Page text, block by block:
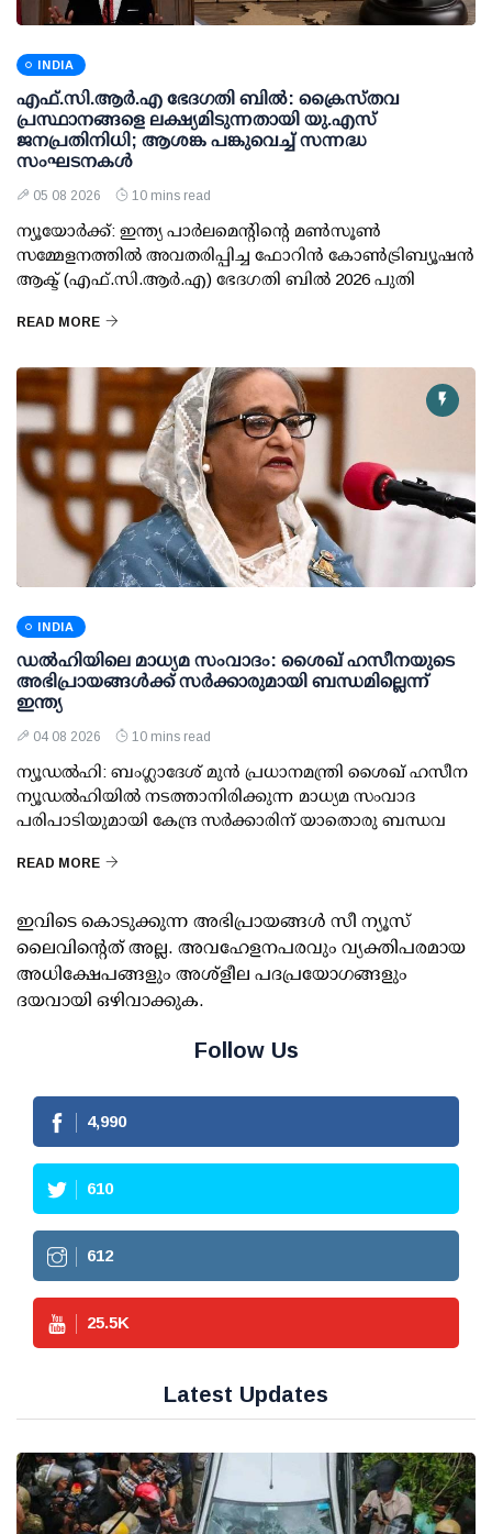
INDIA
എഫ്.സി.ആര്‍.എ ഭേദഗതി ബില്‍: ക്രൈസ്തവ
പ്രസ്ഥാനങ്ങളെ ലക്ഷ്യമിടുന്നതായി യു.എസ്
ജനപ്രതിനിധി; ആശങ്ക പങ്കുവെച്ച് സന്നദ്ധ
സംഘടനകള്‍
05 08 2026 10 mins read
ന്യൂയോര്‍ക്ക്: ഇന്ത്യ പാര്‍ലമെന്റിന്റെ മണ്‍സൂണ്‍
സമ്മേളനത്തില്‍ അവതരിപ്പിച്ച ഫോറിന്‍ കോണ്‍ട്രിബ്യൂഷന്‍
ആക്ട് (എഫ്.സി.ആര്‍.എ) ഭേദഗതി ബില്‍ 2026 പുതി
READ MORE
INDIA
ഡല്‍ഹിയിലെ മാധ്യമ സംവാദം: ശൈഖ് ഹസീനയുടെ
അഭിപ്രായങ്ങള്‍ക്ക് സര്‍ക്കാരുമായി ബന്ധമില്ലെന്ന്
ഇന്ത്യ
04 08 2026 10 mins read
ന്യൂഡല്‍ഹി: ബംഗ്ലാദേശ് മുന്‍ പ്രധാനമന്ത്രി ശൈഖ് ഹസീന
ന്യൂഡല്‍ഹിയില്‍ നടത്താനിരിക്കുന്ന മാധ്യമ സംവാദ
പരിപാടിയുമായി കേന്ദ്ര സര്‍ക്കാരിന് യാതൊരു ബന്ധവ
READ MORE
ഇവിടെ കൊടുക്കുന്ന അഭിപ്രായങ്ങള്‍ സീ ന്യൂസ്
ലൈവിന്റെത് അല്ല. അവഹേളനപരവും വ്യക്തിപരമായ
അധിക്ഷേപങ്ങളും അശ്‌ളീല പദപ്രയോഗങ്ങളും
ദയവായി ഒഴിവാക്കുക.
Follow Us
4,990
610
612
25.5K
Latest Updates